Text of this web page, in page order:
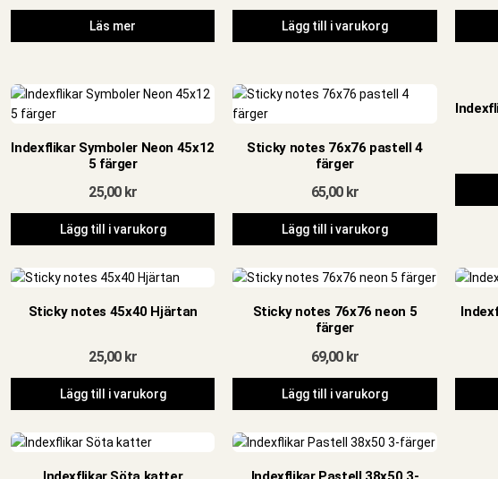
Läs mer Lägg till i varukorg
Indexflikar Symboler Neon 45x12
5 färger
25,00 kr
Lägg till i varukorg
Sticky notes 76x76 pastell 4
färger
65,00 kr
Lägg till i varukorg
Sticky notes 45x40 Hjärtan
25,00 kr
Lägg till i varukorg
Sticky notes 76x76 neon 5
färger
69,00 kr
Lägg till i varukorg